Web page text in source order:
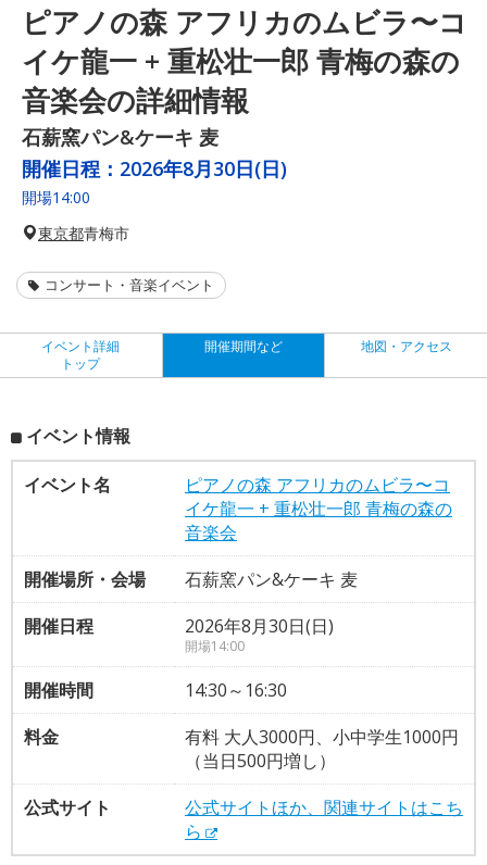
ピアノの森 アフリカのムビラ〜コ
イケ龍一 + 重松壮一郎 青梅の森の
音楽会の詳細情報
石薪窯パン&ケーキ 麦
開催日程： 2026年8月30日(日)
開場14:00
東京都青梅市
コンサート・音楽イベント
イベント詳細
トップ
開催期間など 地図・アクセス
イベント情報
イベント名
ピアノの森 アフリカのムビラ〜コ
イケ龍一 + 重松壮一郎 青梅の森の
音楽会
開催場所・会場
石薪窯パン&ケーキ 麦
開催日程
2026年8月30日(日)
開場14:00
開催時間
14:30～16:30
料金
有料 大人3000円、小中学生1000円
（当日500円増し）
公式サイト
公式サイトほか、関連サイトはこち
ら